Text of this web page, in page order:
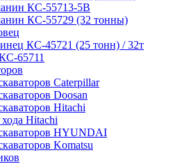
КС-55713-5В
КС-55729 (32 тонны)
КС-45721 (25 тонн) / 32т
65711
Caterpillar
Doosan
Hitachi
Hitachi
HYUNDAI
Komatsu